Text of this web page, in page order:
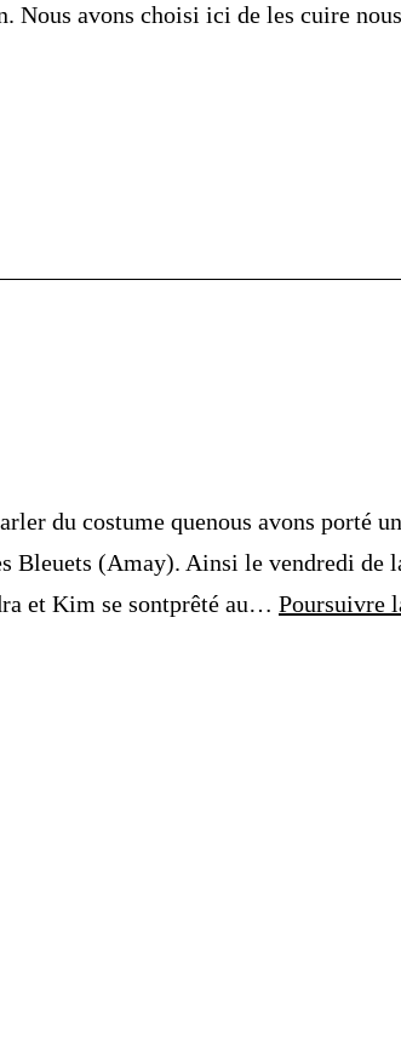
Nous avons choisi ici de les cuire
du costume quenous avons porté
Bleuets (Amay). Ainsi le vendredi de
et Kim se sontprêté au… Poursuivre